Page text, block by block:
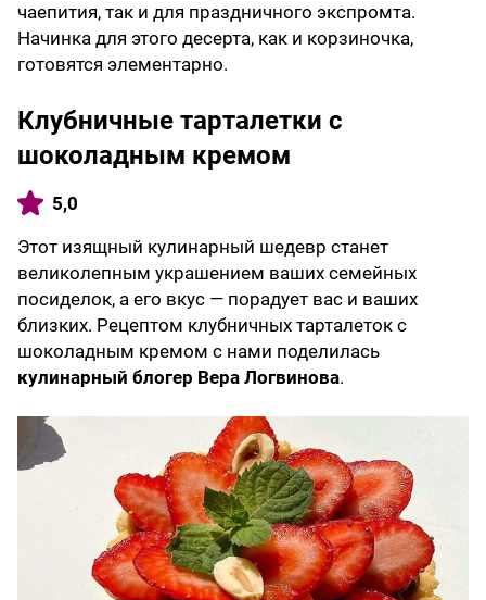
чаепития, так и для праздничного экспромта.
Начинка для этого десерта, как и корзиночка,
готовятся элементарно.
Клубничные тарталетки с
шоколадным кремом
5,0
Этот изящный кулинарный шедевр станет
великолепным украшением ваших семейных
посиделок, а его вкус — порадует вас и ваших
близких. Рецептом клубничных тарталеток с
шоколадным кремом с нами поделилась
кулинарный блогер Вера Логвинова.